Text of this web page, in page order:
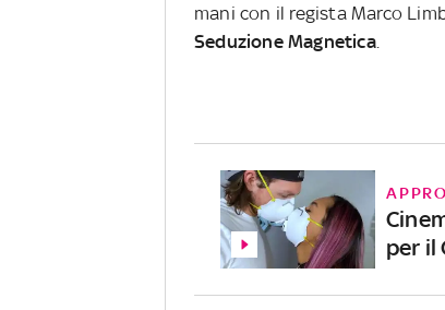
mani con il regista Marco
Seduzione Magnetica.
per il